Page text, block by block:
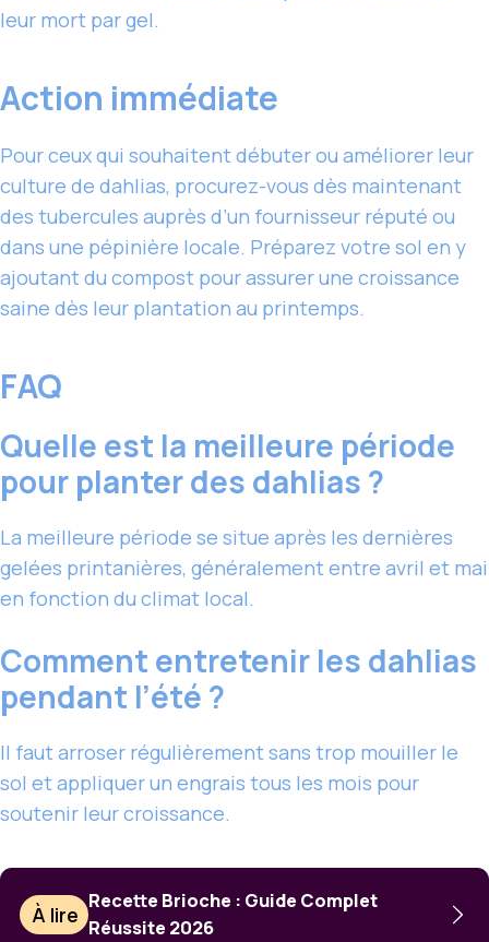
leur mort par gel.
Action immédiate
Pour ceux qui souhaitent débuter ou améliorer leur
culture de dahlias, procurez-vous dès maintenant
des tubercules auprès d’un fournisseur réputé ou
dans une pépinière locale. Préparez votre sol en y
ajoutant du compost pour assurer une croissance
saine dès leur plantation au printemps.
FAQ
Quelle est la meilleure période
pour planter des dahlias ?
La meilleure période se situe après les dernières
gelées printanières, généralement entre avril et mai
en fonction du climat local.
Comment entretenir les dahlias
pendant l’été ?
Il faut arroser régulièrement sans trop mouiller le
sol et appliquer un engrais tous les mois pour
soutenir leur croissance.
À lire
Recette Brioche : Guide Complet
Réussite 2026